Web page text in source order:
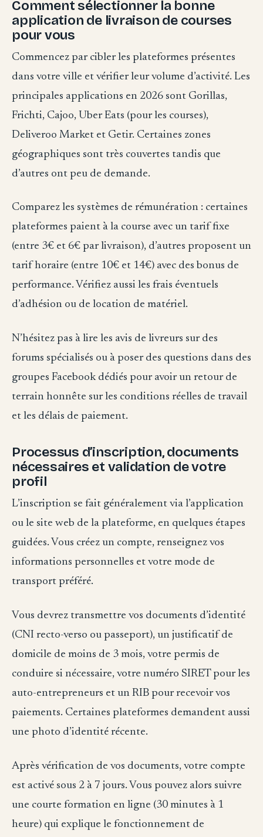
Comment sélectionner la bonne
application de livraison de courses
pour vous
Commencez par cibler les plateformes présentes
dans votre ville et vérifier leur volume d’activité. Les
principales applications en 2026 sont Gorillas,
Frichti, Cajoo, Uber Eats (pour les courses),
Deliveroo Market et Getir. Certaines zones
géographiques sont très couvertes tandis que
d’autres ont peu de demande.
Comparez les systèmes de rémunération : certaines
plateformes paient à la course avec un tarif fixe
(entre 3€ et 6€ par livraison), d’autres proposent un
tarif horaire (entre 10€ et 14€) avec des bonus de
performance. Vérifiez aussi les frais éventuels
d’adhésion ou de location de matériel.
N’hésitez pas à lire les avis de livreurs sur des
forums spécialisés ou à poser des questions dans des
groupes Facebook dédiés pour avoir un retour de
terrain honnête sur les conditions réelles de travail
et les délais de paiement.
Processus d’inscription, documents
nécessaires et validation de votre
profil
L’inscription se fait généralement via l’application
ou le site web de la plateforme, en quelques étapes
guidées. Vous créez un compte, renseignez vos
informations personnelles et votre mode de
transport préféré.
Vous devrez transmettre vos documents d’identité
(CNI recto-verso ou passeport), un justificatif de
domicile de moins de 3 mois, votre permis de
conduire si nécessaire, votre numéro SIRET pour les
auto-entrepreneurs et un RIB pour recevoir vos
paiements. Certaines plateformes demandent aussi
une photo d’identité récente.
Après vérification de vos documents, votre compte
est activé sous 2 à 7 jours. Vous pouvez alors suivre
une courte formation en ligne (30 minutes à 1
heure) qui explique le fonctionnement de